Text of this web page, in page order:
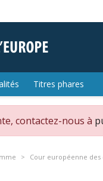
Titres phares
contactez-nous à
Cour européenne